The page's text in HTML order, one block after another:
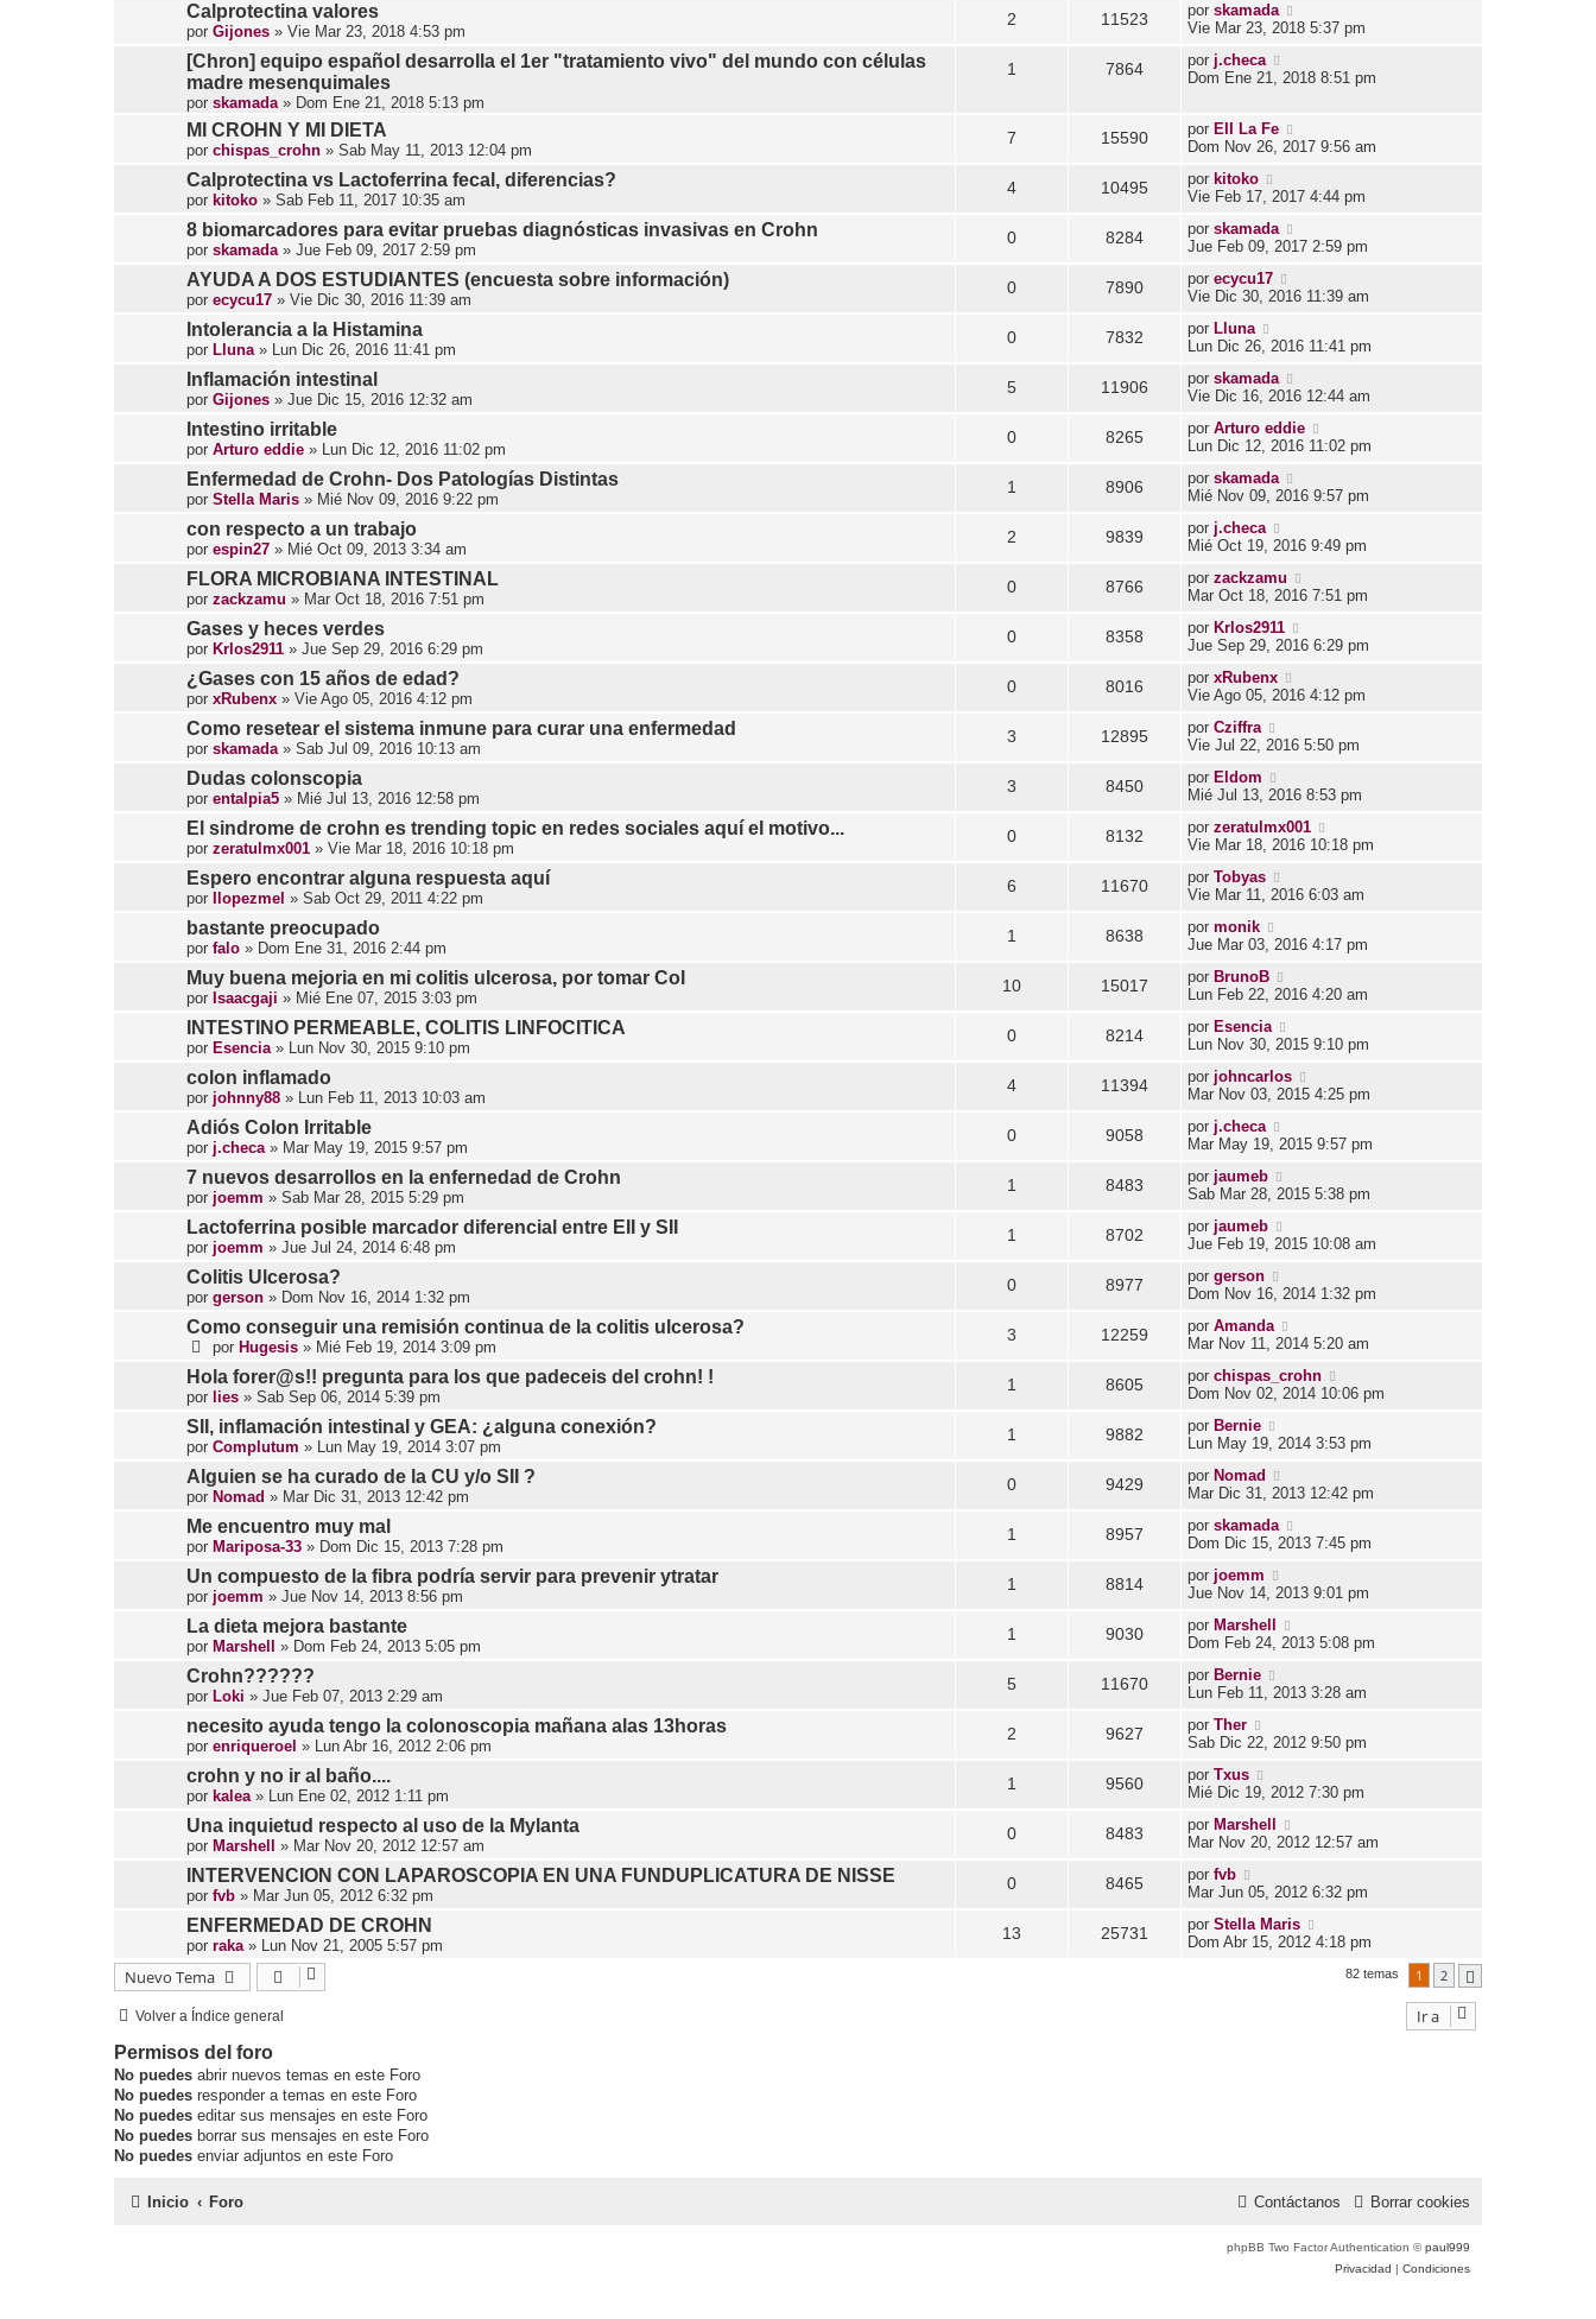
Calprotectina valores
por Gijones » Vie Mar 23, 2018 4:53 pm
2 11523 por skamada
Vie Mar 23, 2018 5:37 pm
[Chron] equipo español desarrolla el 1er "tratamiento vivo" del mundo con células
madre mesenquimales
por skamada» Dom Ene 21, 2018 5:13 pm
1 7864 por j.checa
Dom Ene 21, 2018 8:51 pm
MI CROHN Y MI DIETA
por chispas_crohn » Sab May 11, 2013 12:04 pm
7 15590 por EII La Fe
Dom Nov 26, 2017 9:56 am
Calprotectina vs Lactoferrina fecal, diferencias?
por kitoko » Sab Feb 11, 2017 10:35 am
4 10495 por kitoko
Vie Feb 17, 2017 4:44 pm
8 biomarcadores para evitar pruebas diagnósticas invasivas en Crohn
por skamada» Jue Feb 09, 2017 2:59 pm
0 8284 por skamada
Jue Feb 09, 2017 2:59 pm
AYUDA A DOS ESTUDIANTES (encuesta sobre información)
por ecycu17 » Vie Dic 30, 2016 11:39 am
0 7890 por ecycu17
Vie Dic 30, 2016 11:39 am
Intolerancia a la Histamina
por Lluna» Lun Dic 26, 2016 11:41 pm
0 7832 por Lluna
Lun Dic 26, 2016 11:41 pm
Inflamación intestinal
por Gijones » Jue Dic 15, 2016 12:32 am
5 11906 por skamada
Vie Dic 16, 2016 12:44 am
Intestino irritable
por Arturo eddie » Lun Dic 12, 2016 11:02 pm
0 8265 por Arturo eddie
Lun Dic 12, 2016 11:02 pm
Enfermedad de Crohn- Dos Patologías Distintas
por Stella Maris » Mié Nov 09, 2016 9:22 pm
1 8906 por skamada
Mié Nov 09, 2016 9:57 pm
con respecto a un trabajo
por espin27 » Mié Oct 09, 2013 3:34 am
2 9839 por j.checa
Mié Oct 19, 2016 9:49 pm
FLORA MICROBIANA INTESTINAL
por zackzamu » Mar Oct 18, 2016 7:51 pm
0 8766 por zackzamu
Mar Oct 18, 2016 7:51 pm
Gases y heces verdes
por Krlos2911 » Jue Sep 29, 2016 6:29 pm
0 8358 por Krlos2911
Jue Sep 29, 2016 6:29 pm
¿Gases con 15 años de edad?
por xRubenx » Vie Ago 05, 2016 4:12 pm
0 8016 por xRubenx
Vie Ago 05, 2016 4:12 pm
Como resetear el sistema inmune para curar una enfermedad
por skamada» Sab Jul 09, 2016 10:13 am
3 12895 por Cziffra
Vie Jul 22, 2016 5:50 pm
Dudas colonscopia
por entalpia5 » Mié Jul 13, 2016 12:58 pm
3 8450 por Eldom
Mié Jul 13, 2016 8:53 pm
El sindrome de crohn es trending topic en redes sociales aquí el motivo...
por zeratulmx001 » Vie Mar 18, 2016 10:18 pm
0 8132 por zeratulmx001
Vie Mar 18, 2016 10:18 pm
Espero encontrar alguna respuesta aquí
por Ilopezmel » Sab Oct 29, 2011 4:22 pm
6 11670 por Tobyas
Vie Mar 11, 2016 6:03 am
bastante preocupado
por falo » Dom Ene 31, 2016 2:44 pm
1 8638 por monik
Jue Mar 03, 2016 4:17 pm
Muy buena mejoria en mi colitis ulcerosa, por tomar Col
por Isaacgaji » Mié Ene 07, 2015 3:03 pm
10 15017 por BrunoB
Lun Feb 22, 2016 4:20 am
INTESTINO PERMEABLE, COLITIS LINFOCITICA
por Esencia» Lun Nov 30, 2015 9:10 pm
0 8214 por Esencia
Lun Nov 30, 2015 9:10 pm
colon inflamado
por johnny88 » Lun Feb 11, 2013 10:03 am
4 11394 por johncarlos
Mar Nov 03, 2015 4:25 pm
Adiós Colon Irritable
por j.checa» Mar May 19, 2015 9:57 pm
0 9058 por j.checa
Mar May 19, 2015 9:57 pm
7 nuevos desarrollos en la enfernedad de Crohn
por joemm » Sab Mar 28, 2015 5:29 pm
1 8483 por jaumeb
Sab Mar 28, 2015 5:38 pm
Lactoferrina posible marcador diferencial entre EII y SII
por joemm » Jue Jul 24, 2014 6:48 pm
1 8702 por jaumeb
Jue Feb 19, 2015 10:08 am
Colitis Ulcerosa?
por gerson » Dom Nov 16, 2014 1:32 pm
0 8977 por gerson
Dom Nov 16, 2014 1:32 pm
Como conseguir una remisión continua de la colitis ulcerosa?
por Hugesis » Mié Feb 19, 2014 3:09 pm
3 12259 por Amanda
Mar Nov 11, 2014 5:20 am
Hola forer@s!! pregunta para los que padeceis del crohn! !
por lies » Sab Sep 06, 2014 5:39 pm
1 8605 por chispas_crohn
Dom Nov 02, 2014 10:06 pm
SII, inflamación intestinal y GEA: ¿alguna conexión?
por Complutum » Lun May 19, 2014 3:07 pm
1 9882 por Bernie
Lun May 19, 2014 3:53 pm
Alguien se ha curado de la CU y/o SII ?
por Nomad » Mar Dic 31, 2013 12:42 pm
0 9429 por Nomad
Mar Dic 31, 2013 12:42 pm
Me encuentro muy mal
por Mariposa-33 » Dom Dic 15, 2013 7:28 pm
1 8957 por skamada
Dom Dic 15, 2013 7:45 pm
Un compuesto de la fibra podría servir para prevenir ytratar
por joemm » Jue Nov 14, 2013 8:56 pm
1 8814 por joemm
Jue Nov 14, 2013 9:01 pm
La dieta mejora bastante
por Marshell » Dom Feb 24, 2013 5:05 pm
1 9030 por Marshell
Dom Feb 24, 2013 5:08 pm
Crohn??????
por Loki » Jue Feb 07, 2013 2:29 am
5 11670 por Bernie
Lun Feb 11, 2013 3:28 am
necesito ayuda tengo la colonoscopia mañana alas 13horas
por enriqueroel » Lun Abr 16, 2012 2:06 pm
2 9627 por Ther
Sab Dic 22, 2012 9:50 pm
crohn y no ir al baño....
por kalea» Lun Ene 02, 2012 1:11 pm
1 9560 por Txus
Mié Dic 19, 2012 7:30 pm
Una inquietud respecto al uso de la Mylanta
por Marshell » Mar Nov 20, 2012 12:57 am
0 8483 por Marshell
Mar Nov 20, 2012 12:57 am
INTERVENCION CON LAPAROSCOPIA EN UNA FUNDUPLICATURA DE NISSE
por fvb » Mar Jun 05, 2012 6:32 pm
0 8465 por fvb
Mar Jun 05, 2012 6:32 pm
ENFERMEDAD DE CROHN
por raka» Lun Nov 21, 2005 5:57 pm
13 25731 por Stella Maris
Dom Abr 15, 2012 4:18 pm
Nuevo Tema 82 temas 1 2
Volver a Índice general Ir a
Permisos del foro
No puedes abrir nuevos temas en este Foro
No puedes responder a temas en este Foro
No puedes editar sus mensajes en este Foro
No puedes borrar sus mensajes en este Foro
No puedes enviar adjuntos en este Foro
Inicio Foro Borrar cookies
Contáctanos
phpBB Two Factor Authentication ©paul999
Privacidad | Condiciones